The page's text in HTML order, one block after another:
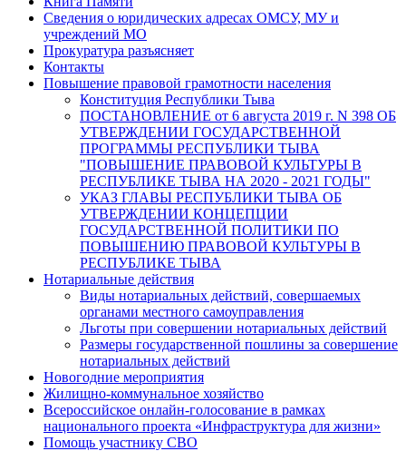
Сведения о юридических адресах ОМСУ, МУ и
учреждений МО
Прокуратура разъясняет
Контакты
Повышение правовой грамотности населения
Конституция Республики Тыва
ПОСТАНОВЛЕНИЕ от 6 августа 2019 г. N 398 ОБ
УТВЕРЖДЕНИИ ГОСУДАРСТВЕННОЙ
ПРОГРАММЫ РЕСПУБЛИКИ ТЫВА
"ПОВЫШЕНИЕ ПРАВОВОЙ КУЛЬТУРЫ В
РЕСПУБЛИКЕ ТЫВА НА 2020 - 2021 ГОДЫ"
УКАЗ ГЛАВЫ РЕСПУБЛИКИ ТЫВА ОБ
УТВЕРЖДЕНИИ КОНЦЕПЦИИ
ГОСУДАРСТВЕННОЙ ПОЛИТИКИ ПО
ПОВЫШЕНИЮ ПРАВОВОЙ КУЛЬТУРЫ В
РЕСПУБЛИКЕ ТЫВА
Нотариальные действия
Виды нотариальных действий, совершаемых
органами местного самоуправления
Льготы при совершении нотариальных действий
Размеры государственной пошлины за совершение
нотариальных действий
Новогодние мероприятия
Жилищно-коммунальное хозяйство
Всероссийское онлайн-голосование в рамках
национального проекта «Инфраструктура для жизни»
Помощь участнику СВО